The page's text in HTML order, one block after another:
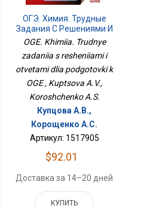
ОГЭ. Химия. Трудные
Задания С Решениями И
Ответами Для
Подготовки К ОГЭ
OGE. Khimiia. Trudnye
zadaniia s resheniiami i
otvetami dlia podgotovki k
OGE , Kuptsova A.V.,
Koroshchenko A.S.
Купцова А.В.,
Корощенко А.С.
Артикул: 1517905
$92.01
Доставка за 14–20 дней
КУПИТЬ